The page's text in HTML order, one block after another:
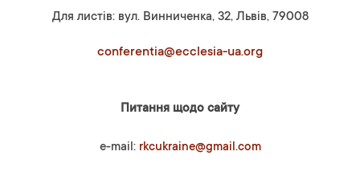
Для листів: вул. Винниченка, 32, Львів, 79008
conferentia@ecclesia-ua.org
Питання щодо сайту
e-mail: rkcukraine@gmail.com